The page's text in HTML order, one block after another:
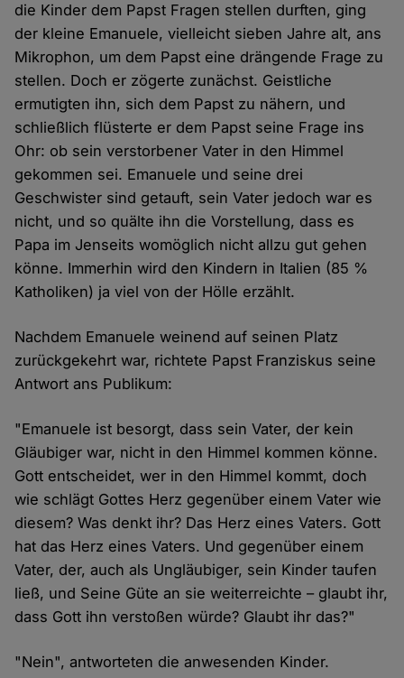
die Kinder dem Papst Fragen stellen durften, ging
der kleine Emanuele, vielleicht sieben Jahre alt, ans
Mikrophon, um dem Papst eine drängende Frage zu
stellen. Doch er zögerte zunächst. Geistliche
ermutigten ihn, sich dem Papst zu nähern, und
schließlich flüsterte er dem Papst seine Frage ins
Ohr: ob sein verstorbener Vater in den Himmel
gekommen sei. Emanuele und seine drei
Geschwister sind getauft, sein Vater jedoch war es
nicht, und so quälte ihn die Vorstellung, dass es
Papa im Jenseits womöglich nicht allzu gut gehen
könne. Immerhin wird den Kindern in Italien (85 %
Katholiken) ja viel von der Hölle erzählt.
Nachdem Emanuele weinend auf seinen Platz
zurückgekehrt war, richtete Papst Franziskus seine
Antwort ans Publikum:
"Emanuele ist besorgt, dass sein Vater, der kein
Gläubiger war, nicht in den Himmel kommen könne.
Gott entscheidet, wer in den Himmel kommt, doch
wie schlägt Gottes Herz gegenüber einem Vater wie
diesem? Was denkt ihr? Das Herz eines Vaters. Gott
hat das Herz eines Vaters. Und gegenüber einem
Vater, der, auch als Ungläubiger, sein Kinder taufen
ließ, und Seine Güte an sie weiterreichte – glaubt ihr,
dass Gott ihn verstoßen würde? Glaubt ihr das?"
"Nein", antworteten die anwesenden Kinder.